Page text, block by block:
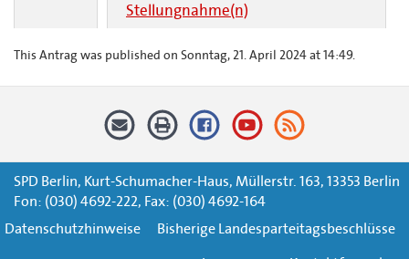
Stellungnahme(n)
This Antrag was published on Sonntag, 21. April 2024 at 14:49.
SPD Berlin, Kurt-Schumacher-Haus, Müllerstr. 163, 13353 Berlin
Fon: (030) 4692-222, Fax: (030) 4692-164
Datenschutzhinweise
Bisherige Landesparteitagsbeschlüsse